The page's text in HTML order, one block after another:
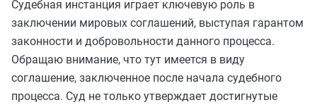
Судебная инстанция играет ключевую роль в
заключении мировых соглашений, выступая гарантом
законности и добровольности данного процесса.
Обращаю внимание, что тут имеется в виду
соглашение, заключенное после начала судебного
процесса. Суд не только утверждает достигнутые